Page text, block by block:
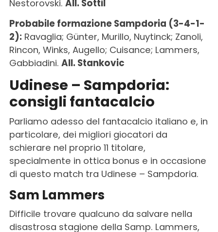
Nestorovski. All. Sottil
Probabile formazione Sampdoria (3-4-1-
2):Ravaglia; Günter, Murillo, Nuytinck; Zanoli,
Rincon, Winks, Augello; Cuisance; Lammers,
Gabbiadini. All. Stankovic
Udinese – Sampdoria:
consigli fantacalcio
Parliamo adesso del fantacalcio italiano e, in
particolare, dei migliori giocatori da
schierare nel proprio 11 titolare,
specialmente in ottica bonus e in occasione
di questo match tra Udinese – Sampdoria.
Sam Lammers
Difficile trovare qualcuno da salvare nella
disastrosa stagione della Samp. Lammers,